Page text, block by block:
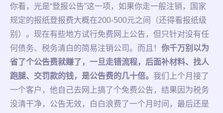
你看，光是“登报公告”这一项，如果你走一般注销，国家
规定的报纸登报费大概在200-500元之间（还得看报纸级
别）。现在有些地方试行免费网上公告，但只针对没有任
何债务、税务清白的简易注销公司。而且！ 你千万别以为
省了个公告费就赚了，一旦走错流程，后面补材料、找人
跑腿、交罚款的钱，是公告费的几十倍。 我们上个月接了
一个客户，他自己去网上搞了个免费公告，结果因为税务
没清干净，公告无效，白白浪费了一个月时间，最后还是